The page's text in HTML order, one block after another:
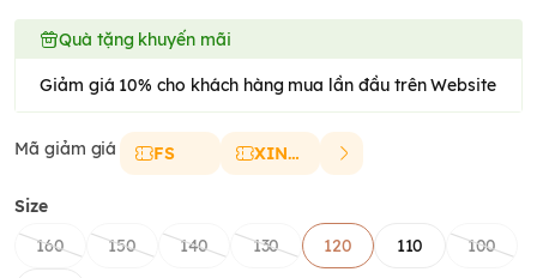
Quà tặng khuyến mãi
Giảm giá 10% cho khách hàng mua lần đầu trên Website
Mã giảm giá FS XINCHAO
Size
160
150 140 130 120 110 100